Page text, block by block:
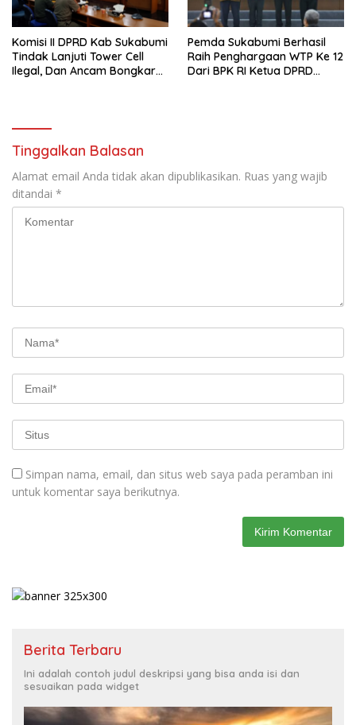
Komisi II DPRD Kab Sukabumi
Tindak Lanjuti Tower Cell
Ilegal, Dan Ancam Bongkar
Pemda Sukabumi Berhasil
Raih Penghargaan WTP Ke 12
Dari BPK RI Ketua DPRD
Tinggalkan Balasan
Alamat email Anda tidak akan dipublikasikan. Ruas yang wajib
ditandai *
Simpan nama, email, dan situs web saya pada peramban ini
untuk komentar saya berikutnya.
Berita Terbaru
Ini adalah contoh judul deskripsi yang bisa anda isi dan
sesuaikan pada widget